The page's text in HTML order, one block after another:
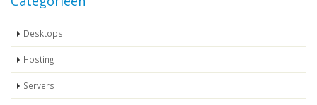
Desktops
Hosting
Servers